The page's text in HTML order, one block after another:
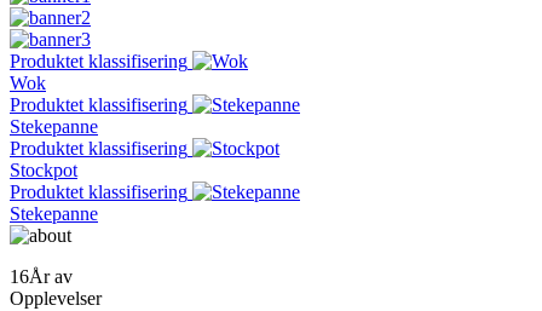
Produktet klassifisering
Wok
Produktet klassifisering
Stekepanne
Produktet klassifisering
Stockpot
Produktet klassifisering
Stekepanne
16År av
Opplevelser